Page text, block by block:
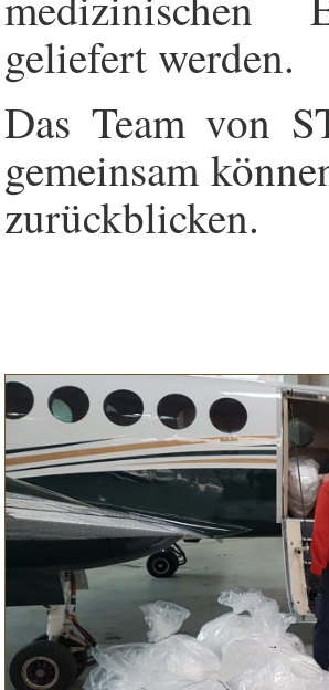
geliefert werden.
Das Team von
gemeinsam
zurückblicken.